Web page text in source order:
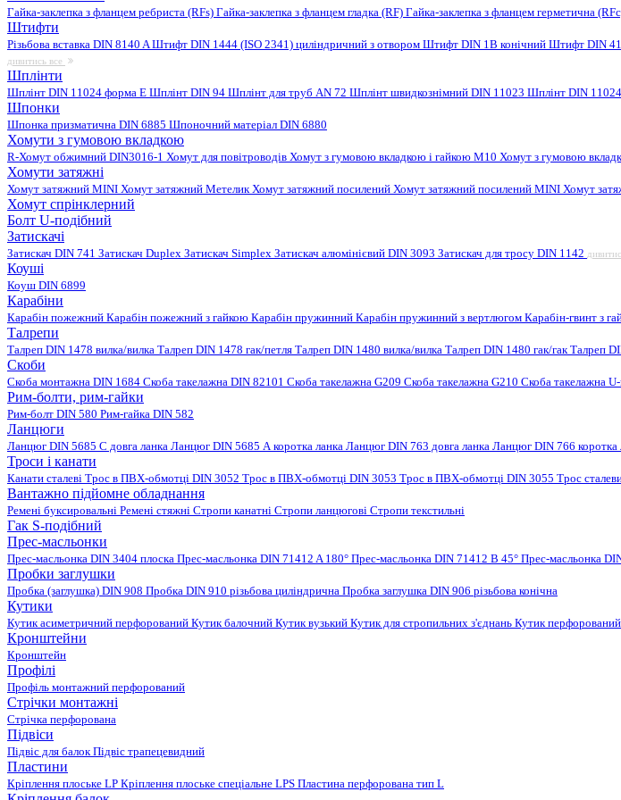
Гайка-заклепка з фланцем ребриста (RFs) Гайка-заклепка з фланцем гладка (RF) Гайка-заклепка з фланцем герметична
Штифти
Різьбова вставка DIN 8140 AШтифт DIN 1444 (ISO 2341) циліндричний з отвором Штифт DIN 1B конічний Штифт DIN
дивитись все
Шплінти
Шплінт DIN 11024 форма E Шплінт DIN 94 Шплінт для труб AN 72 Шплінт швидкознімний DIN 11023 Шплінт DIN
Шпонки
Шпонка призматична DIN 6885 Шпоночний матеріал DIN 6880
Хомути з гумовою вкладкою
R-Хомут обжимний DIN3016-1 Хомут для повітроводів Хомут з гумовою вкладкою і гайкою M10 Хомут з гумовою
Хомути затяжні
Хомут затяжний MINI Хомут затяжний МетеликХомут затяжний посилений Хомут затяжний посилений MINI Хомут
Хомут спрінклерний
Болт U-подібний
Затискачі
Затискач DIN 741 Затискач Duplex Затискач Simplex Затискач алюмінієвий DIN 3093 Затискач для тросу DIN 1142
Коуші
Коуш DIN 6899
Карабіни
Карабін пожежний Карабін пожежний з гайкою Карабін пружинний Карабін пружинний з вертлюгом Карабін-гвинт з
Талрепи
Талреп DIN 1478 вилка/вилка Талреп DIN 1478 гак/петля Талреп DIN 1480 вилка/вилка Талреп DIN 1480 гак/гакТалреп
Скоби
Скоба монтажна DIN 1684 Скоба такелажна DIN 82101 Скоба такелажна G209 Скоба такелажна G210 Скоба такелажна
Рим-болти, рим-гайки
Рим-болт DIN 580 Рим-гайка DIN 582
Ланцюги
Ланцюг DIN 5685 C довга ланка Ланцюг DIN 5685 А коротка ланка Ланцюг DIN 763 довга ланка Ланцюг DIN 766 коротка
Троси і канати
Канати сталеві Трос в ПВХ-обмотці DIN 3052 Трос в ПВХ-обмотці DIN 3053 Трос в ПВХ-обмотці DIN 3055 Трос
Вантажно підйомне обладнання
Ремені буксировальні Ремені стяжні Стропи канатні Стропи ланцюгові Стропи текстильні
Гак S-подібний
Прес-масльонки
Прес-масльонка DIN 3404 плоска Прес-масльонка DIN 71412 A 180° Прес-масльонка DIN 71412 B 45° Прес-масльонка
Пробки заглушки
Пробка (заглушка) DIN 908 Пробка DIN 910 різьбова циліндрична Пробка заглушка DIN 906 різьбова конічна
Кутики
Кутик асиметричний перфорований Кутик балочний Кутик вузький Кутик для стропильних з'єднань Кутик перфорований
Кронштейни
Кронштейн
Профілі
Профіль монтажний перфорований
Стрічки монтажні
Стрічка перфорована
Підвіси
Підвіс для балокПідвіс трапецевидний
Пластини
Кріплення плоське LP Кріплення плоське спеціальне LPS Пластина перфорована тип L